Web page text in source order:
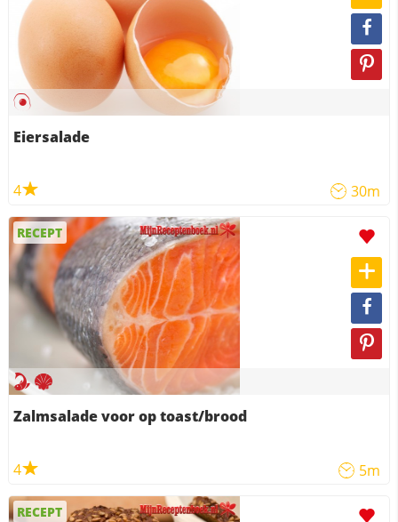
Eiersalade
4 30m
RECEPT
Zalmsalade voor op toast/brood
4 5m
RECEPT